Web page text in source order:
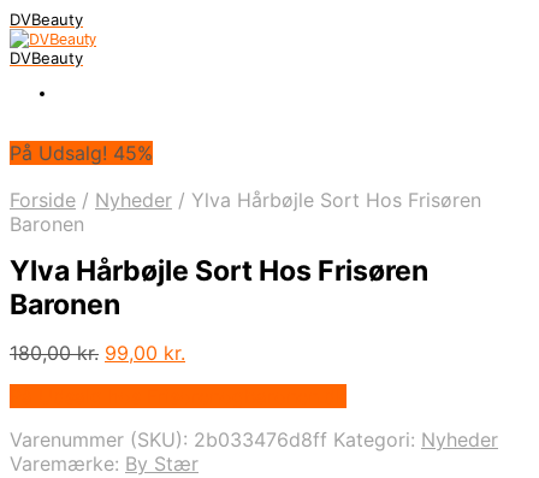
DVBeauty
DVBeauty
På Udsalg! 45%
Forside / Nyheder / Ylva Hårbøjle Sort Hos Frisøren
Baronen
Ylva Hårbøjle Sort Hos Frisøren
Baronen
180,00kr. Den
180,00 kr..
99,00 kr.
99,00 kr..
Varenummer (SKU): 2b033476d8ff Kategori: Nyheder
Varemærke: By Stær